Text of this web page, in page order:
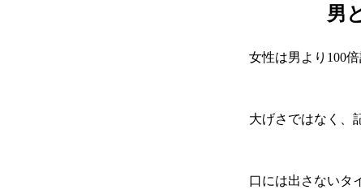
男
女性は男より100
大げさではなく、
口には出さないタ